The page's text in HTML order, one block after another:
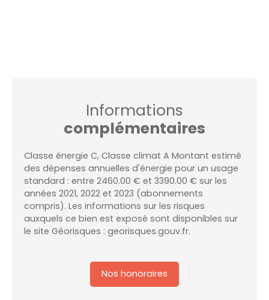
Informations
complémentaires
Classe énergie C, Classe climat A Montant estimé
des dépenses annuelles d'énergie pour un usage
standard : entre 2460.00 € et 3390.00 € sur les
années 2021, 2022 et 2023 (abonnements
compris). Les informations sur les risques
auxquels ce bien est exposé sont disponibles sur
le site Géorisques : georisques.gouv.fr.
Nos honoraires